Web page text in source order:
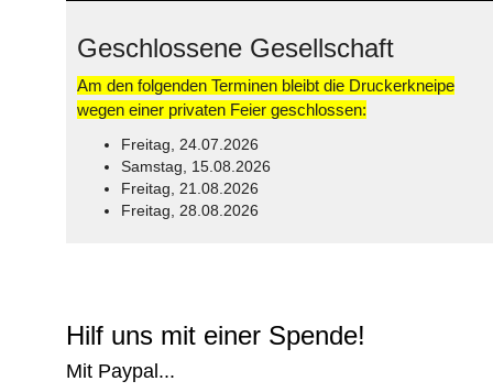
Geschlossene Gesellschaft
Am den folgenden Terminen bleibt die Druckerkneipe
wegen einer privaten Feier geschlossen:
Freitag, 24.07.2026
Samstag, 15.08.2026
Freitag, 21.08.2026
Freitag, 28.08.2026
Hilf uns mit einer Spende!
Mit Paypal...